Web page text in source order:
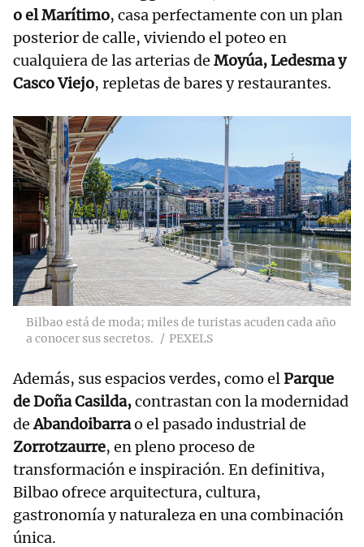
o el Marítimo, casa perfectamente con un plan
posterior de calle, viviendo el poteo en
cualquiera de las arterias de Moyúa, Ledesma y
Casco Viejo, repletas de bares y restaurantes.
Bilbao está de moda; miles de turistas acuden cada año
a conocer sus secretos.
PEXELS
Además, sus espacios verdes, como elParque
de Doña Casilda,contrastan con la modernidad
deAbandoibarrao el pasado industrial de
Zorrotzaurre, en pleno proceso de
transformación e inspiración. En definitiva,
Bilbao ofrece arquitectura, cultura,
gastronomía y naturaleza en una combinación
única.